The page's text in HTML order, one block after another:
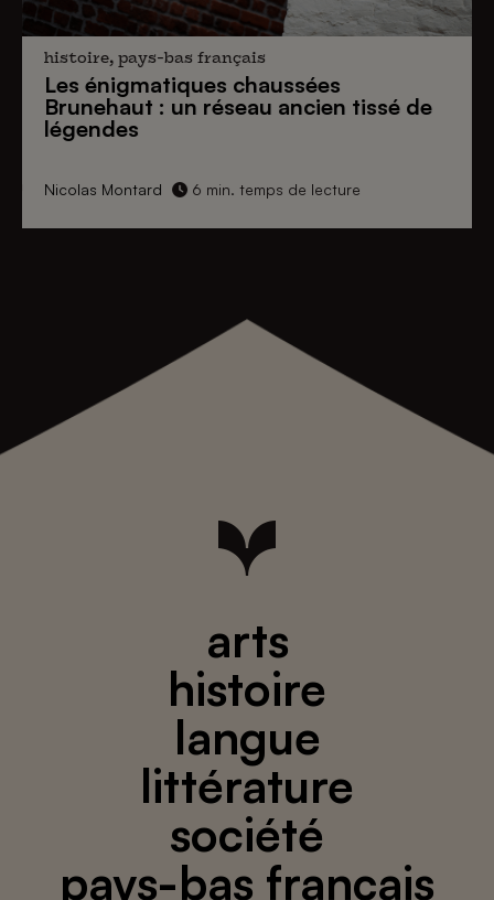
histoire, pays-bas français
Les énigmatiques chaussées
Brunehaut : un réseau ancien tissé de
légendes
Nicolas Montard 6 min. temps de lecture
arts
histoire
langue
littérature
société
pays-bas français